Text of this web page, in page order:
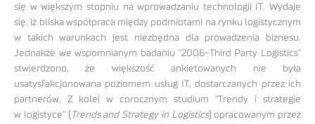
się w większym stopniu na wprowadzaniu technologii IT. Wydaje
się, iż bliska współpraca między podmiotami na rynku logistycznym
w takich warunkach jest niezbędna dla prowadzenia biznesu.
Jednakże we wspomnianym badaniu "2006-Third Party Logistics"
stwierdzono, że większość ankietowanych nie była
usatysfakcjonowana poziomem usług IT, dostarczanych przez ich
partnerów. Z kolei w corocznym studium "Trendy i strategie
w logistyce" (
Trends and Strategy in Logistics) opracowanym przez